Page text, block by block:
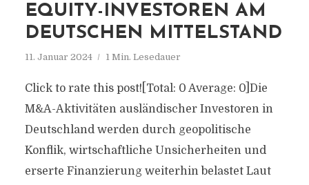
EQUITY-INVESTOREN AM
DEUTSCHEN MITTELSTAND
11. Januar 2024 1 Min. Lesedauer
Click to rate this post![Total: 0 Average: 0]Die
M&A-Aktivitäten ausländischer Investoren in
Deutschland werden durch geopolitische
Konflik, wirtschaftliche Unsicherheiten und
erserte Finanzierung weiterhin belastet Laut